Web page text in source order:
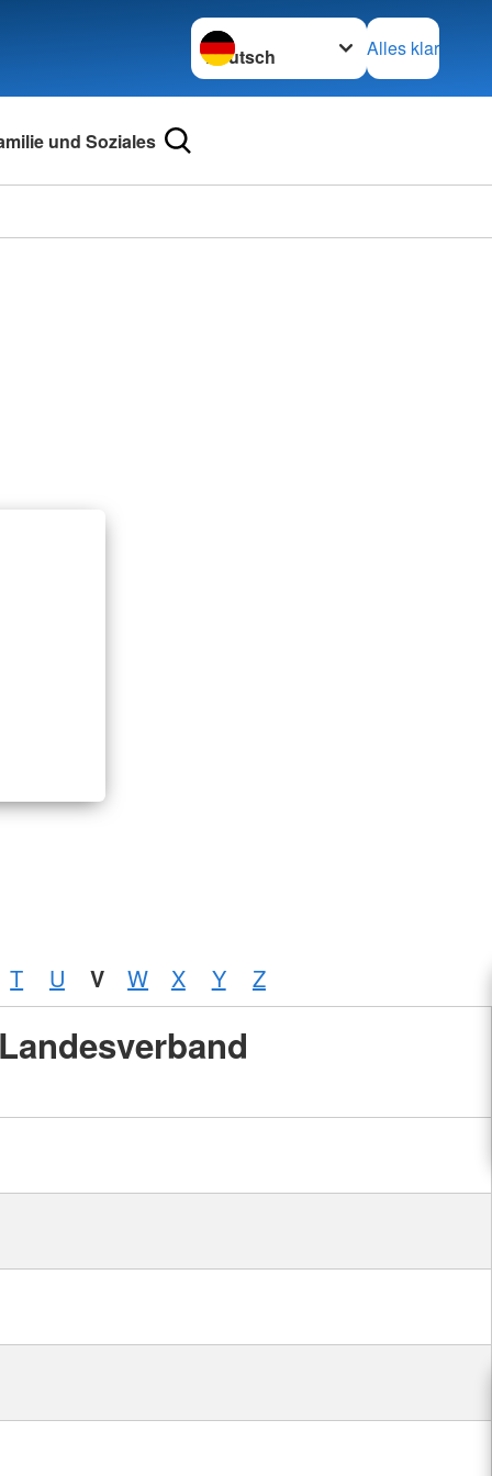
Sprache wechseln zu
Alles klar
und Soziales
T U V W X Y Z